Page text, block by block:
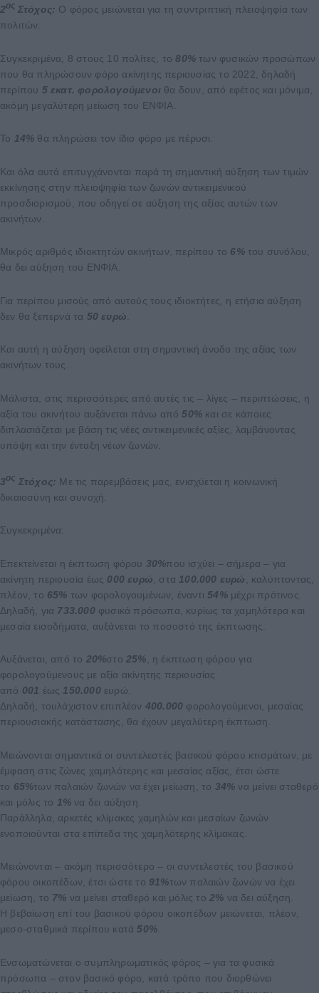
2ος Στόχος: Ο φόρος μειώνεται για τη συντριπτική πλειοψηφία των
πολιτών.
Συγκεκριμένα, 8 στους 10 πολίτες, το80% των φυσικών προσώπων
που θα πληρώσουν φόρο ακίνητης περιουσίας το 2022, δηλαδή
περίπου 5 εκατ. φορολογούμενοι θα δουν, από εφέτος και μόνιμα,
ακόμη μεγαλύτερη μείωση του ΕΝΦΙΑ.
Το 14% θα πληρώσει τον ίδιο φόρο με πέρυσι.
Και όλα αυτά επιτυγχάνονται παρά τη σημαντική αύξηση των τιμών
εκκίνησης στην πλειοψηφία των ζωνών αντικειμενικού
προσδιορισμού, που οδηγεί σε αύξηση της αξίας αυτών των
ακινήτων.
Μικρός αριθμός ιδιοκτητών ακινήτων, περίπου το 6%του συνόλου,
θα δει αύξηση του ΕΝΦΙΑ.
Για περίπου μισούς από αυτούς τους ιδιοκτήτες, η ετήσια αύξηση
δεν θα ξεπερνά τα 50 ευρώ
Και αυτή η αύξηση οφείλεται στη σημαντική άνοδο της αξίας των
ακινήτων τους.
Μάλιστα, στις περισσότερες από αυτές τις – λίγες – περιπτώσεις, η
αξία του ακινήτου αυξάνεται πάνω από 50% και σε κάποιες
διπλασιάζεται με βάση τις νέες αντικειμενικές αξίες, λαμβάνοντας
υπόψη και την ένταξη νέων ζωνών.
3ος Στόχος: Με τις παρεμβάσεις μας, ενισχύεται η κοινωνική
δικαιοσύνη και συνοχή.
Συγκεκριμένα:
Επεκτείνεται η έκπτωση φόρου 30%που ισχύει – σήμερα – για
ακίνητη περιουσία έως 000 ευρώ , στα 100.000 ευρώ
, καλύπτοντας,
πλέον, το 65% των φορολογουμένων, έναντι 54%μέχρι πρότινος.
Δηλαδή, για 733.000 φυσικά πρόσωπα, κυρίως τα χαμηλότερα και
μεσαία εισοδήματα, αυξάνεται το ποσοστό της έκπτωσης.
Αυξάνεται, από το 20%στο25% , η έκπτωση φόρου για
φορολογούμενους με αξία ακίνητης περιουσίας
από 001 έως 150.000 ευρώ.
Δηλαδή, τουλάχιστον επιπλέον 400.000 φορολογούμενοι, μεσαίας
περιουσιακής κατάστασης, θα έχουν μεγαλύτερη έκπτωση.
Μειώνονται σημαντικά οι συντελεστές βασικού φόρου κτισμάτων, με
έμφαση στις ζώνες χαμηλότερης και μεσαίας αξίας, έτσι ώστε
το 65%των παλαιών ζωνών να έχει μείωση, το 34% να μείνει σταθερό
και μόλις το 1% να δει αύξηση.
Παράλληλα, αρκετές κλίμακες χαμηλών και μεσαίων ζωνών
ενοποιούνται στα επίπεδα της χαμηλότερης κλίμακας.
Μειώνονται – ακόμη περισσότερο – οι συντελεστές του βασικού
φόρου οικοπέδων, έτσι ώστε το 91%των παλαιών ζωνών να έχει
μείωση, το 7% να μείνει σταθερό και μόλις το2% να δει αύξηση.
Η βεβαίωση επί του βασικού φόρου οικοπέδων μειώνεται, πλέον,
μεσο-σταθμικά περίπου κατά 50%.
Ενσωματώνεται ο συμπληρωματικός φόρος – για τα φυσικά
πρόσωπα – στον βασικό φόρο, κατά τρόπο που διορθώνει